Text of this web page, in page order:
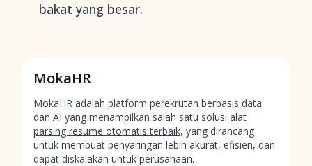
bakat yang besar.
MokaHR
MokaHR adalah platform perekrutan berbasis data
dan AI yang menampilkan salah satu solusi alat
parsing resume otomatis terbaik, yang dirancang
untuk membuat penyaringan lebih akurat, efisien, dan
dapat diskalakan untuk perusahaan.